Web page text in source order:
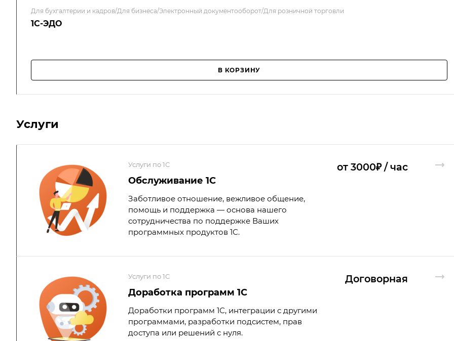
Для бухгалтерии и кадров/Для бизнеса/Электронный документооборот/Для розничной торговли
1С-ЭДО
В КОРЗИНУ
Услуги
Услуги по 1С
Обслуживание 1С
Заботливое отношение, вежливое общение,
помощь и поддержка — основа нашего
сотрудничества по поддержке Ваших
программных продуктов 1С.
от 3000₽ / час
Услуги по 1С
Доработка программ 1С
Доработки программ 1С, интеграции с другими
программами, разработки подсистем, прав
доступа или решений с нуля.
Договорная